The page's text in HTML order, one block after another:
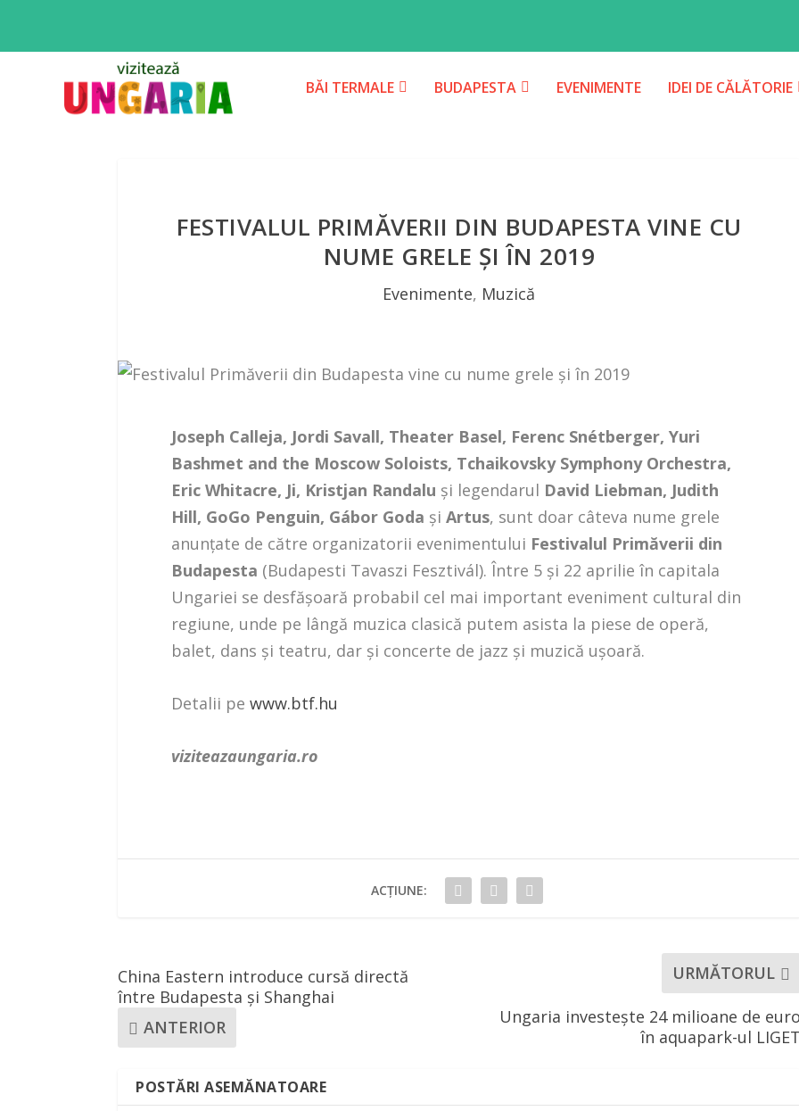
BĂI TERMALE BUDAPESTA EVENIMENTE IDEI DE CĂLĂTORIE
FESTIVALUL PRIMĂVERII DIN BUDAPESTA VINE CU
NUME GRELE ȘI ÎN 2019
Evenimente, Muzică
Joseph Calleja, Jordi Savall, Theater Basel, Ferenc Snétberger, Yuri
Bashmet and the Moscow Soloists, Tchaikovsky Symphony Orchestra,
Eric Whitacre, Ji, Kristjan Randalu și legendarul David Liebman, Judith
Hill, GoGo Penguin, Gábor Goda și Artus, sunt doar câteva nume grele
anunțate de către organizatorii evenimentului Festivalul Primăverii din
Budapesta (Budapesti Tavaszi Fesztivál). Între 5 și 22 aprilie în capitala
Ungariei se desfășoară probabil cel mai important eveniment cultural din
regiune, unde pe lângă muzica clasică putem asista la piese de operă,
balet, dans și teatru, dar și concerte de jazz și muzică ușoară.
Detalii pe www.btf.hu
viziteazaungaria.ro
ACȚIUNE:
China Eastern introduce cursă directă
între Budapesta și Shanghai
ANTERIOR
URMĂTORUL
Ungaria investește 24 milioane de
în aquapark-ul
POSTĂRI ASEMĂNATOARE